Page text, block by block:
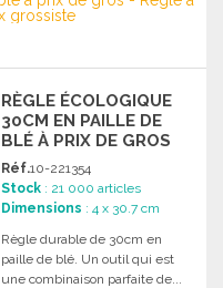
Demander un devis
RÈGLE ÉCOLOGIQUE
30CM EN PAILLE DE
BLÉ À PRIX DE GROS
Réf.10-221354
Stock : 21 000 articles
Dimensions : 4 x 30.7 cm
Règle durable de 30cm en
paille de blé. Un outil qui est
une combinaison parfaite de...